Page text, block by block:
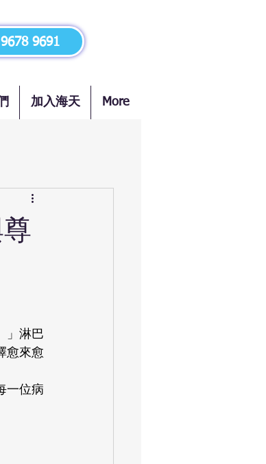
9691
加入海天 More
」淋巴
愈來愈
一位病